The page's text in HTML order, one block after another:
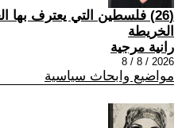
(26) فلسطين التي يعترف
الخريطة
رانية مرجية
2026 / 8 / 8
مواضيع وابحاث سياسية